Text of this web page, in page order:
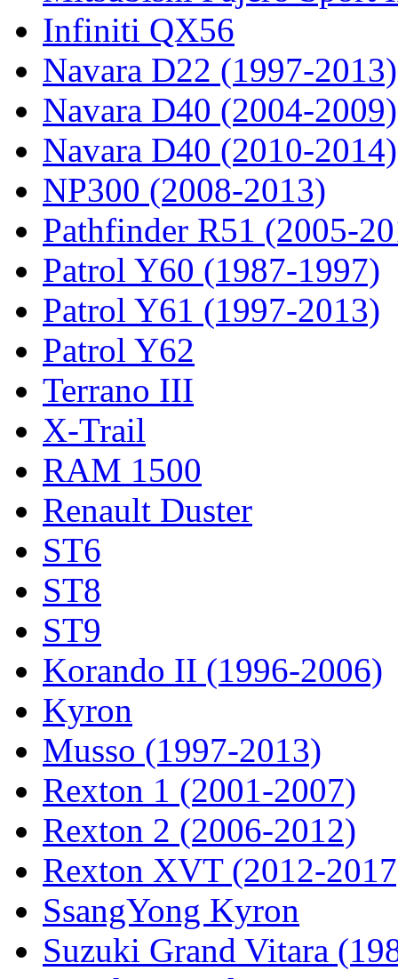
Infiniti QX56
Navara D22 (1997-2013)
Navara D40 (2004-2009)
Navara D40 (2010-2014)
NP300 (2008-2013)
Pathfinder R51 (2005-
Patrol Y60 (1987-1997)
Patrol Y61 (1997-2013)
Patrol Y62
Terrano III
X-Trail
RAM 1500
Renault Duster
ST6
ST8
ST9
Korando II (1996-2006)
Kyron
Musso (1997-2013)
Rexton 1 (2001-2007)
Rexton 2 (2006-2012)
Rexton XVT (2012-
SsangYong Kyron
Suzuki Grand Vitara